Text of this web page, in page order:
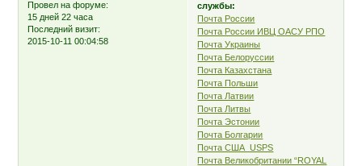
Провел на форуме:
15 дней 22 часа
Последний визит:
2015-10-11 00:04:58
службы:
Почта России
Почта России ИВЦ ОАСУ РПО
Почта Украины
Почта Белоруссии
Почта Казахстана
Почта Польши
Почта Латвии
Почта Литвы
Почта Эстонии
Почта Болгарии
Почта США USPS
Почта Великобритании “ROYAL